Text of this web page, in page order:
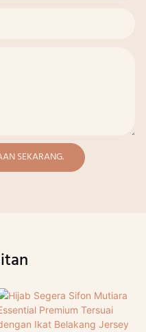
SEKARANG.